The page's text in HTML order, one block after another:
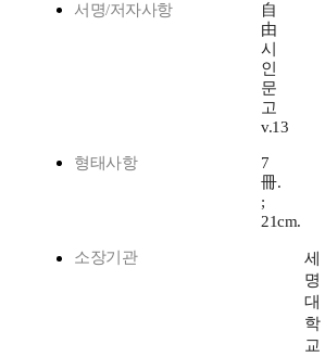
서명/저자사항
自
由
시
인
문
고
v.13
형태사항
7
冊.
;
21cm.
소장기관
세
명
대
학
교